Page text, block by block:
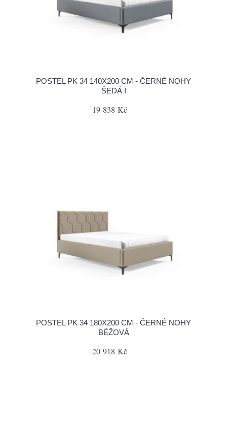
POSTEL PK 34 140X200 CM - ČERNÉ NOHY
ŠEDÁ I
19 838 Kč
POSTEL PK 34 180X200 CM - ČERNÉ NOHY
BÉŽOVÁ
20 918 Kč